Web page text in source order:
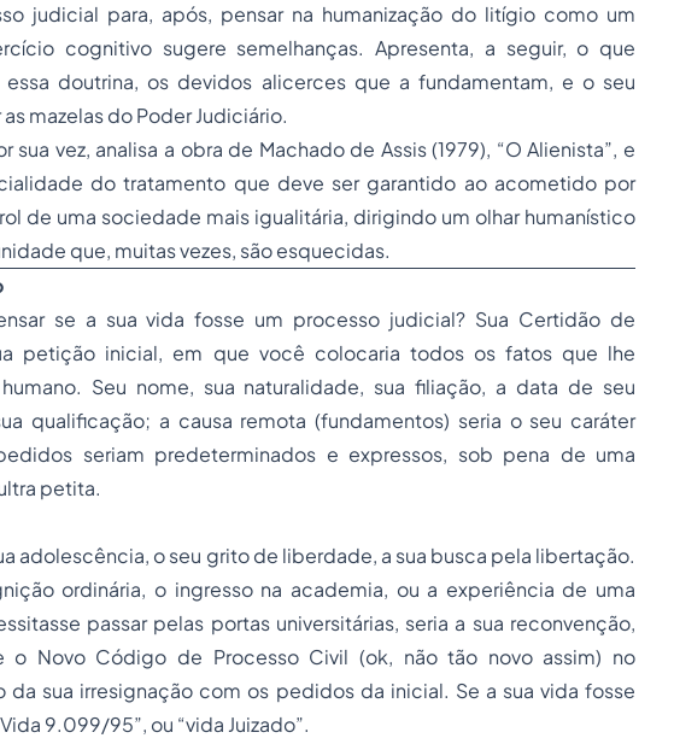
judicial para, após, pensar na humanização do litígio como um
cognitivo sugere semelhanças. Apresenta, a seguir, o que
doutrina, os devidos alicerces que a fundamentam, e o seu
mazelas do Poder Judiciário.
vez, analisa a obra de Machado de Assis (1979), “O Alienista”, e
do tratamento que deve ser garantido ao acometido por
de uma sociedade mais igualitária, dirigindo um olhar humanístico
que, muitas vezes, são esquecidas.
se a sua vida fosse um processo judicial? Sua Certidão de
petição inicial, em que você colocaria todos os fatos que lhe
Seu nome, sua naturalidade, sua filiação, a data de seu
qualificação; a causa remota (fundamentos) seria o seu caráter
seriam predeterminados e expressos, sob pena de uma
petita.
adolescência, o seu grito de liberdade, a sua busca pela libertação.
ordinária, o ingresso na academia, ou a experiência de uma
passar pelas portas universitárias, seria a sua reconvenção,
o Novo Código de Processo Civil (ok, não tão novo assim) no
sua irresignação com os pedidos da inicial. Se a sua vida fosse
9.099/95”, ou “vida Juizado”.